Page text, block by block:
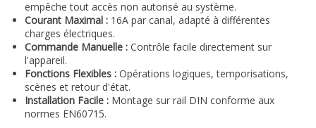
empêche tout accès non autorisé au système.
Courant Maximal : 16A par canal, adapté à différentes
charges électriques.
Commande Manuelle : Contrôle facile directement sur
l'appareil.
Fonctions Flexibles : Opérations logiques, temporisations,
scènes et retour d'état.
Installation Facile : Montage sur rail DIN conforme aux
normes EN60715.